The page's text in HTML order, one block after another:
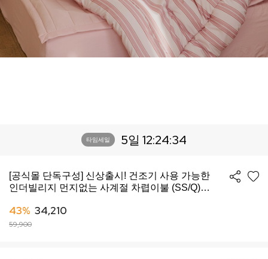
타임세일 5일 12:24:32
[공식몰 단독구성] 신상출시! 건조기 사용 가능한
인더빌리지 먼지없는 사계절 차렵이불 (SS/Q)
43% 34,210
59,900